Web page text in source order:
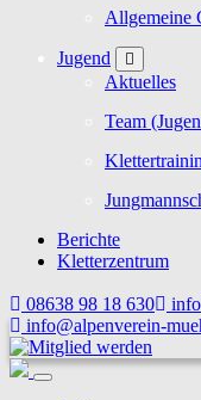
Allgemeine
Jugend
Aktuelles
Team
Berichte
Kletterzentrum
08638 98 18 630
info@alpenverein-